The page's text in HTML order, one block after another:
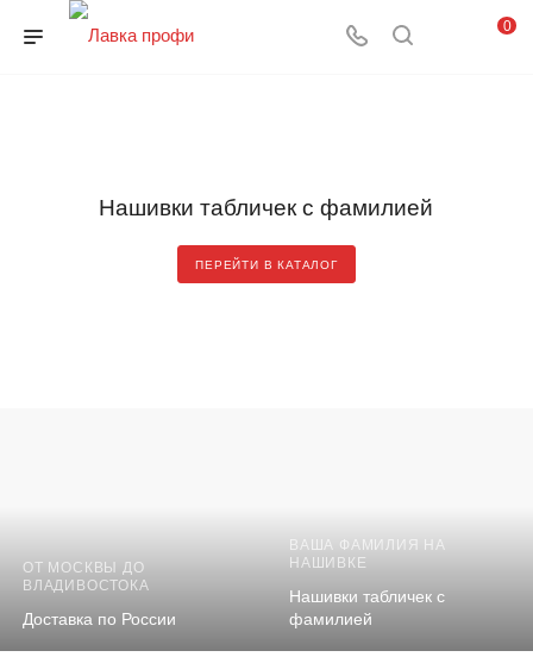
0
Нашивки табличек с фамилией
ПЕРЕЙТИ В КАТАЛОГ
ОТ МОСКВЫ ДО
ВЛАДИВОСТОКА
Доставка по России
ВАША ФАМИЛИЯ НА
НАШИВКЕ
Нашивки табличек с
фамилией